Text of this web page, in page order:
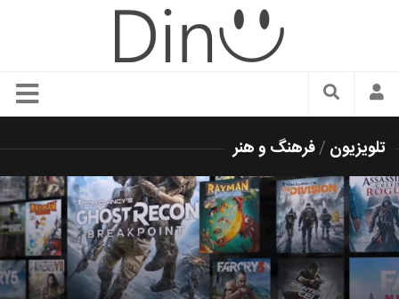
سبک زندگی
زیبایی و آرایش
شیک پوشی
دکوراسیون و چیدمان
غذا
تلویزیون /فرهنگ و هنر